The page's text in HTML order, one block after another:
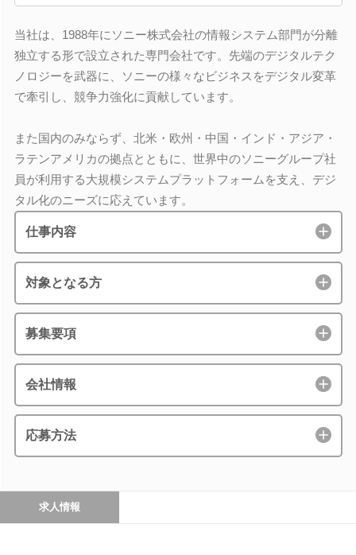
当社は、1988年にソニー株式会社の情報システム部門が分離
独立する形で設立された専門会社です。先端のデジタルテク
ノロジーを武器に、ソニーの様々なビジネスをデジタル変革
で牽引し、競争力強化に貢献しています。
また国内のみならず、北米・欧州・中国・インド・アジア・
ラテンアメリカの拠点とともに、世界中のソニーグループ社
員が利用する大規模システムプラットフォームを支え、デジ
タル化のニーズに応えています。
仕事内容
対象となる方
募集要項
会社情報
応募方法
求人情報